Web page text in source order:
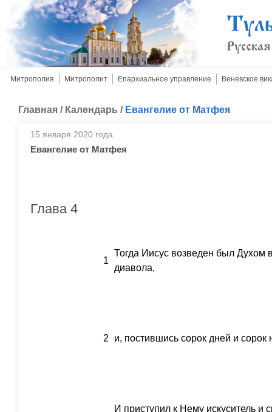
Митрополия Митрополит Епархиальное управление Веневское
Главная / Календарь / Евангелие от Матфея
15 января 2020 года.
Евангелие от Матфея
Глава 4
1
Тогда Иисус возведен был Духом
диавола,
2 и, постившись сорок дней и сорок
И приступил к Нему искуситель